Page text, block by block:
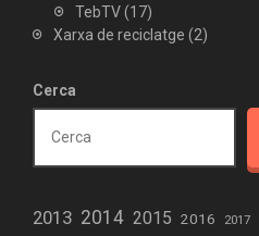
TebTV(17)
Xarxa de reciclatge (2)
Cerca
2013 2014 2015 2016 2017